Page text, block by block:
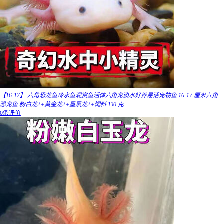
【16-17】 六角恐龙鱼冷水鱼观赏鱼活体六角龙淡水好养易活宠物鱼 16-17 厘米六角
恐龙鱼 粉白龙2+黄金龙2+墨黑龙2+饲料 100 克
0条评价